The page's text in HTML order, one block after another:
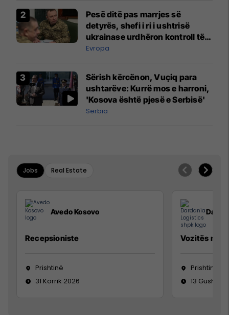
Pesë ditë pas marrjes së
detyrës, shefi i ri i ushtrisë
ukrainase urdhëron kontroll të
madh
Evropa
Sërish kërcënon, Vuçiq para
ushtarëve: Kurrë mos e harroni,
'Kosova është pjesë e Serbisë'
Serbia
Jobs Real Estate
Avedo Kosovo
Recepsioniste
Prishtinë
31 Korrik 2026
Vozitës me
Prishtinë
13 Gusht